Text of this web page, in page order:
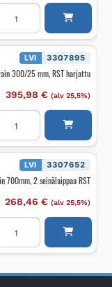
LVI 3307895
300/25 mm, RST harjattu
395,98 € (alv 25,5%)
25
LVI 3307652
700mm, 2 seinälaippaa RST
268,46 € (alv 25,5%)